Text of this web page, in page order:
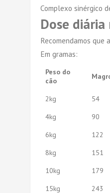
Complexo sinérgico
Dose
Recomendamos que
Em gramas:
Peso do
cão
2kg
54
4kg
90
6kg
122
8kg
151
10kg
179
15kg
243